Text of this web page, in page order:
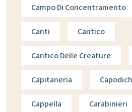
Campo Di Concentramento
Canti Cantico
Cantico Delle Creature
Capitaneria
Cappella Carabinieri